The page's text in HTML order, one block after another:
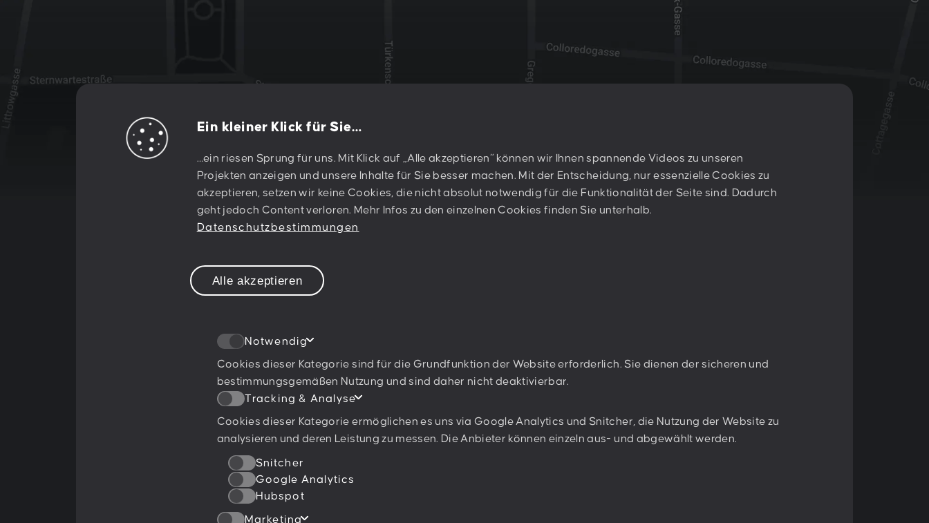
Ein kleiner Klick für Sie…
…ein riesen Sprung für uns. Mit Klick auf „Alle akzeptieren“ können wir Ihnen spannende Videos zu unseren
Projekten anzeigen und unsere Inhalte für Sie besser machen. Mit der Entscheidung, nur essenzielle Cookies zu
akzeptieren, setzen wir keine Cookies, die nicht absolut notwendig für die Funktionalität der Seite sind. Dadurch
geht jedoch Content verloren. Mehr Infos zu den einzelnen Cookies finden Sie unterhalb.
Datenschutzbestimmungen
Alle akzeptieren
Notwendig
Cookies dieser Kategorie sind für die Grundfunktion der Website erforderlich. Sie dienen der sicheren und
bestimmungsgemäßen Nutzung und sind daher nicht deaktivierbar.
Tracking & Analyse
Cookies dieser Kategorie ermöglichen es uns via Google Analytics und Snitcher, die Nutzung der Website zu
analysieren und deren Leistung zu messen. Die Anbieter können einzeln aus- und abgewählt werden.
Snitcher
Google Analytics
Hubspot
Marketing
Let's create
something
together!
PESCHKE DESIGN GMBH
A-1180 Wien
Ratings & Qualifikationen